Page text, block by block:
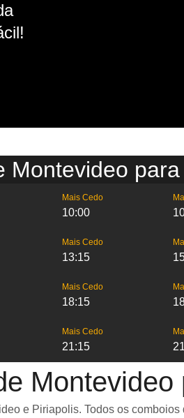
Montevideo
Mais Cedo
10:00
Mais Cedo
13:15
Mais Cedo
18:15
Mais Cedo
21:15
e Piriapolis. Todos os